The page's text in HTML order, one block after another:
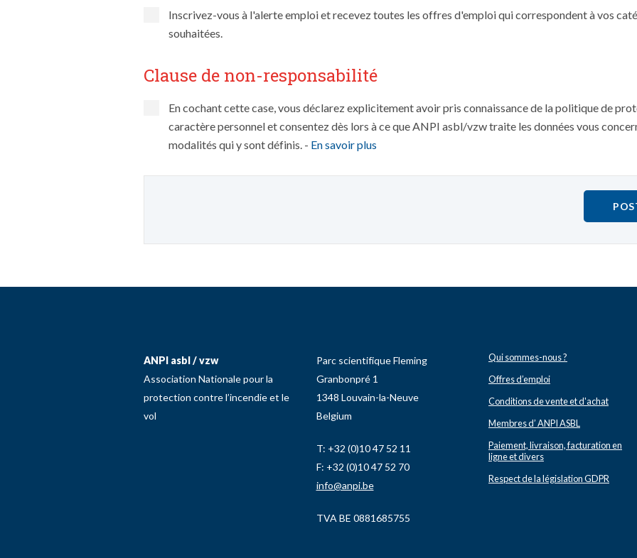
Inscrivez-vous à l'alerte emploi et recevez toutes les offres d'emploi qui correspondent à vos
souhaitées.
Clause de non-responsabilité
En cochant cette case, vous déclarez explicitement avoir pris connaissance de la politique de
caractère personnel et consentez dès lors à ce que ANPI asbl/vzw traite les données vous
modalités qui y sont définis. - En savoir plus
ANPI asbl / vzw
Association Nationale pour la
protection contre l’incendie et le
vol
Parc scientifique Fleming
Granbonpré 1
1348 Louvain-la-Neuve
Belgium
T: +32 (0)10 47 52 11
F: +32 (0)10 47 52 70
info@anpi.be
TVA BE 0881685755
Qui sommes-nous ?
Offres d’emploi
Conditions de vente et d'achat
Membres d’ ANPI ASBL
Paiement, livraison, facturation en
ligne et divers
Respect de la législation GDPR